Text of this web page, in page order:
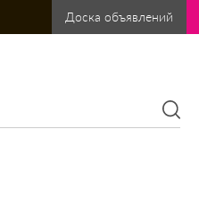
Доска объявлений